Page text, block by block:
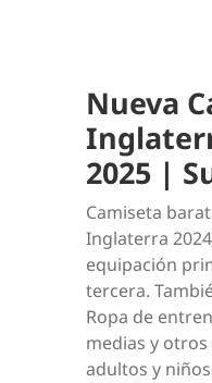
Nueva
2025 |
Camiseta
Inglaterra
equipación
tercera.
Ropa de
medias y
adultos y